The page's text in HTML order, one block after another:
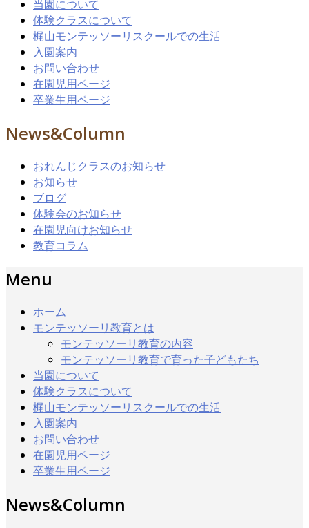
当園について
体験クラスについて
梶山モンテッソーリスクールでの生活
入園案内
お問い合わせ
在園児用ページ
卒業生用ページ
News&Column
おれんじクラスのお知らせ
お知らせ
ブログ
体験会のお知らせ
在園児向けお知らせ
教育コラム
Menu
ホーム
モンテッソーリ教育とは
モンテッソーリ教育の内容
モンテッソーリ教育で育った子どもたち
当園について
体験クラスについて
梶山モンテッソーリスクールでの生活
入園案内
お問い合わせ
在園児用ページ
卒業生用ページ
News&Column